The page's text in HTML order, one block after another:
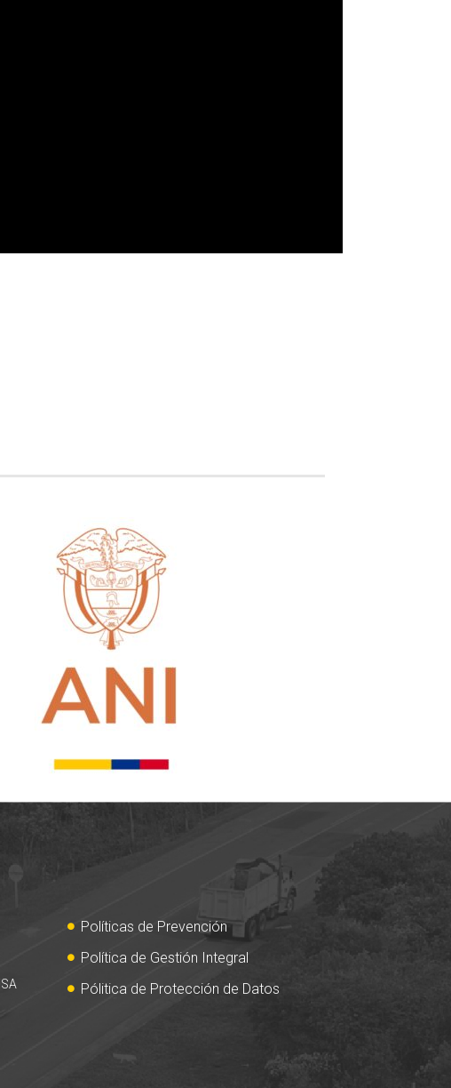
Políticas de Prevención
Política de Gestión Integral
Pólitica de Protección de Datos